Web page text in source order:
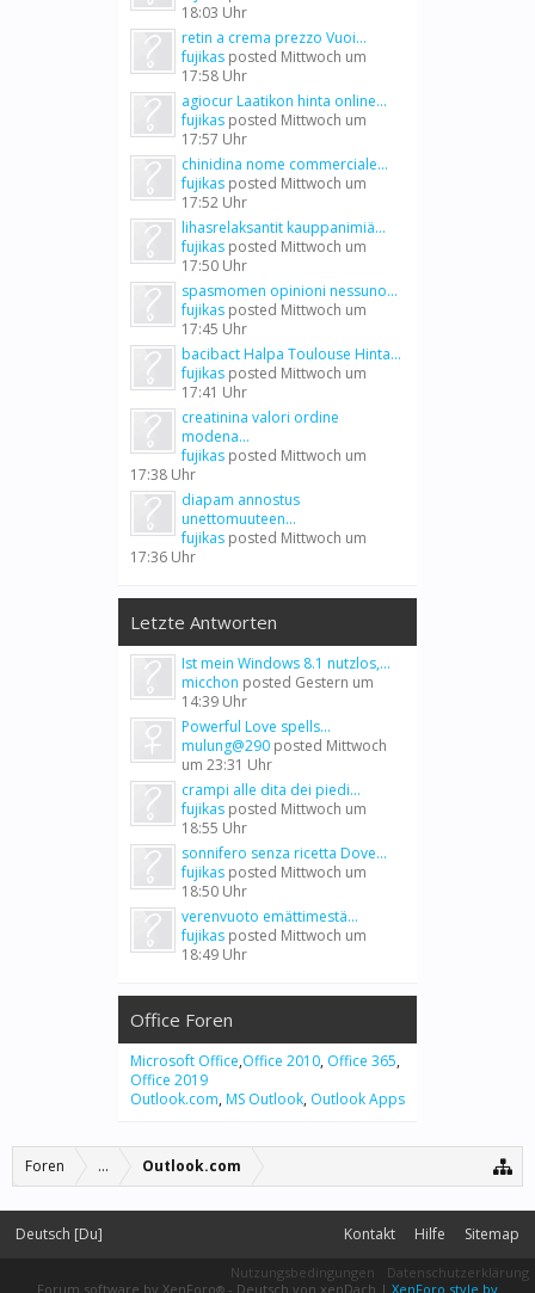
18:03 Uhr
retin a crema prezzo Vuoi...
fujikas posted Mittwoch um
17:58 Uhr
agiocur Laatikon hinta online...
fujikas posted Mittwoch um
17:57 Uhr
chinidina nome commerciale...
fujikas posted Mittwoch um
17:52 Uhr
lihasrelaksantit kauppanimiä...
fujikas posted Mittwoch um
17:50 Uhr
spasmomen opinioni nessuno...
fujikas posted Mittwoch um
17:45 Uhr
bacibact Halpa Toulouse Hinta...
fujikas posted Mittwoch um
17:41 Uhr
creatinina valori ordine
modena...
fujikas posted Mittwoch um
17:38 Uhr
diapam annostus
unettomuuteen...
fujikas posted Mittwoch um
17:36 Uhr
Letzte Antworten
Ist mein Windows 8.1 nutzlos,...
micchon posted Gestern um
14:39 Uhr
Powerful Love spells...
mulung@290 posted Mittwoch
um 23:31 Uhr
crampi alle dita dei piedi...
fujikas posted Mittwoch um
18:55 Uhr
sonnifero senza ricetta Dove...
fujikas posted Mittwoch um
18:50 Uhr
verenvuoto emättimestä...
fujikas posted Mittwoch um
18:49 Uhr
Office Foren
Microsoft Office,Office 2010, Office 365,
Office 2019
Outlook.com, MS Outlook, Outlook Apps
Foren ... Outlook.com
Deutsch [Du] Kontakt Hilfe Sitemap
Nutzungsbedingungen
Datenschutzerklärung
Forum software by XenForo
- Deutsch von xenDach | XenForo style by